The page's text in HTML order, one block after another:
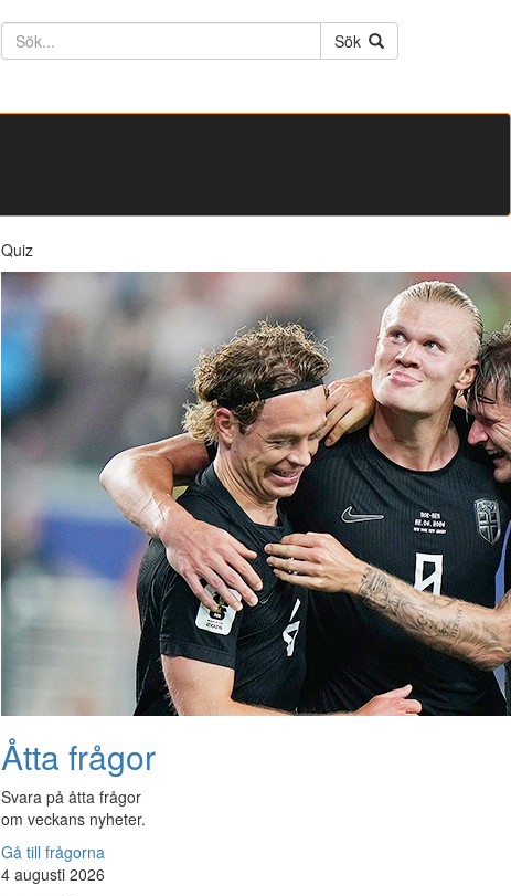
Söktext
Sök
Quiz
Åtta frågor
Svara på åtta frågor
om veckans nyheter.
Gå till frågorna
4 augusti 2026